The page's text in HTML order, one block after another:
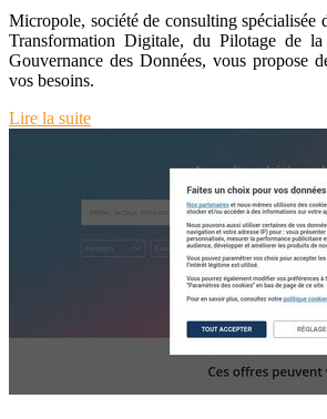
Micropole, société de consulting spécialisée
Transformation Digitale, du Pilotage de
Gouvernance des Données, vous propose
vos besoins.
Lire la suite